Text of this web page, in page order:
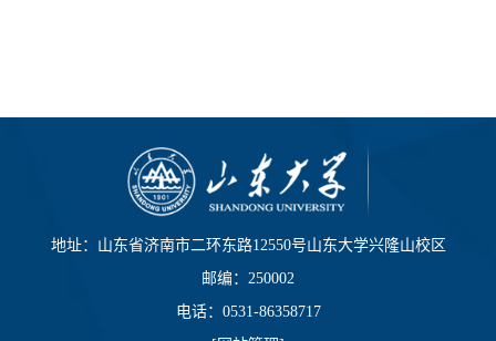
地址：山东省济南市二环东路12550号山东大学兴隆山校区
邮编：250002
电话：0531-86358717